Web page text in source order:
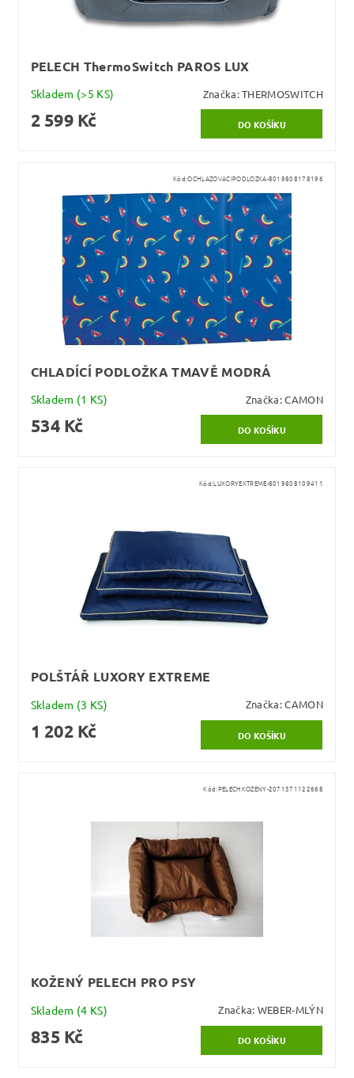
PELECH ThermoSwitch PAROS LUX
Skladem (>5 KS) Značka:THERMOSWITCH
2 599 Kč
Kód:OCHLAZOVACIPODLOZKA-8019808178196
CHLADÍCÍ PODLOŽKA TMAVĚ MODRÁ
Skladem (1 KS) Značka:CAMON
534 Kč
Kód:LUXORYEXTREME-8019808109411
POLŠTÁŘ LUXORY EXTREME
Skladem (3 KS) Značka:CAMON
1 202 Kč
Kód:PELECHKOZENY-2071371122668
KOŽENÝ PELECH PRO PSY
Skladem (4 KS) Značka: WEBER-MLÝN
835 Kč